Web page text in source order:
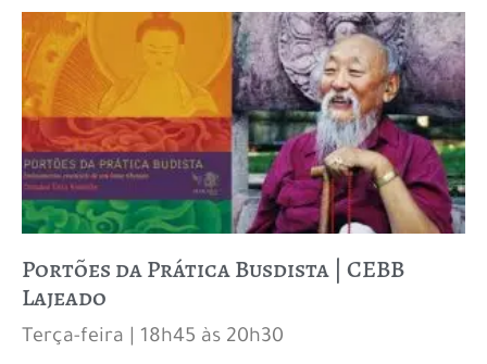
Portões da Prática Busdista | CEBB
Lajeado
Terça-feira | 18h45 às 20h30